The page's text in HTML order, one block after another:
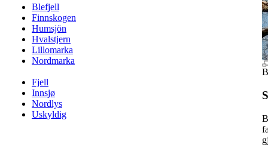
Blefjell
Finnskogen
Humsjön
Hvalstjern
Lillomarka
Nordmarka
Fjell
Innsjø
Nordlys
Uskyldig